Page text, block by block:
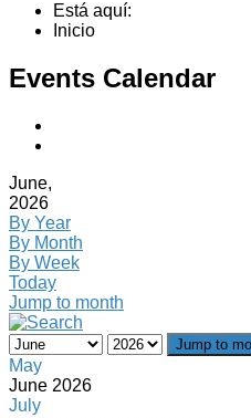
Está aquí:
Inicio
Events Calendar
June,
2026
By Year
By Month
By Week
Today
Jump to month
Jump to
May
June 2026
July